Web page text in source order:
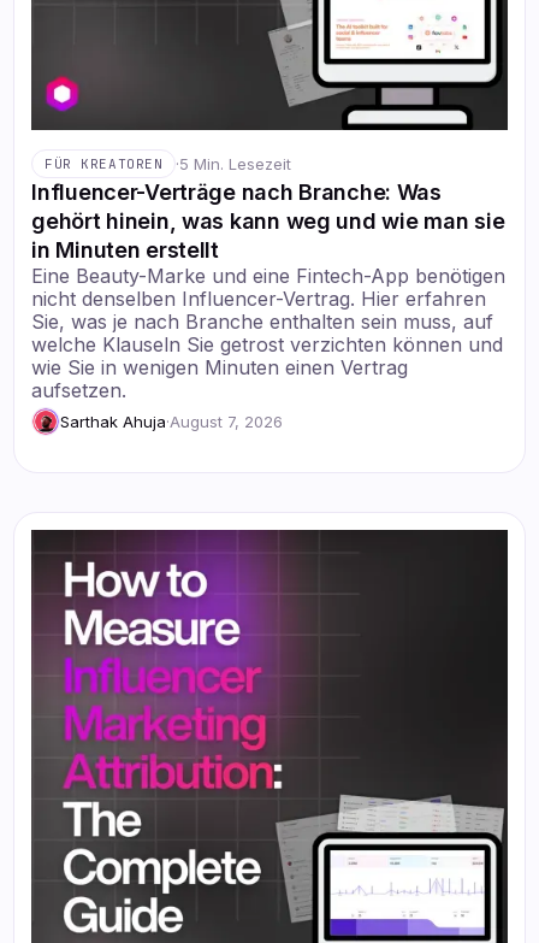
FÜR KREATOREN ·5 Min. Lesezeit
Influencer-Verträge nach Branche: Was
gehört hinein, was kann weg und wie man sie
in Minuten erstellt
Eine Beauty-Marke und eine Fintech-App benötigen
nicht denselben Influencer-Vertrag. Hier erfahren
Sie, was je nach Branche enthalten sein muss, auf
welche Klauseln Sie getrost verzichten können und
wie Sie in wenigen Minuten einen Vertrag
aufsetzen.
Sarthak Ahuja·August 7, 2026